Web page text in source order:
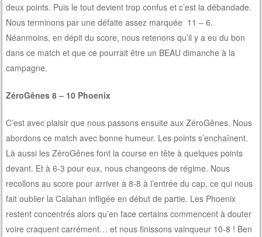
deux points. Puis le tout devient trop confus et c’est la débandade.
Nous terminons par une défaite assez marquée 11 – 6.
Néanmoins, en dépit du score, nous retenons qu’il y a eu du bon
dans ce match et que ce pourrait être un BEAU dimanche à la
campagne.
ZéroGênes 8 – 10 Phoenix
C’est avec plaisir que nous passons ensuite aux ZéroGênes. Nous
abordons ce match avec bonne humeur. Les points s’enchaînent.
Là aussi les ZéroGênes font la course en tête à quelques points
devant. Et à 6-3 pour eux, nous changeons de régime. Nous
recollons au score pour arriver à 8-8 à l’entrée du cap, ce qui nous
fait oublier la Calahan infligée en début de partie. Les Phoenix
restent concentrés alors qu’en face certains commencent à douter
voire craquent carrément… et nous finissons vainqueur 10-8 ! Ben